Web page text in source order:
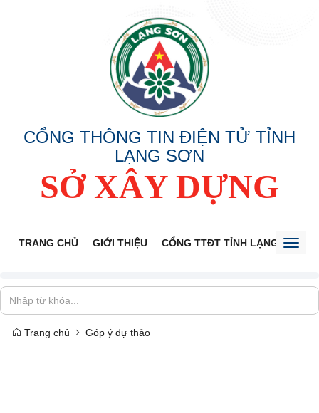
CỔNG THÔNG TIN ĐIỆN TỬ TỈNH
LẠNG SƠN
SỞ XÂY DỰNG
TRANG CHỦ GIỚI THIỆU CỔNG TTĐT TỈNH LẠNG SƠN
Trang chủ Góp ý dự thảo